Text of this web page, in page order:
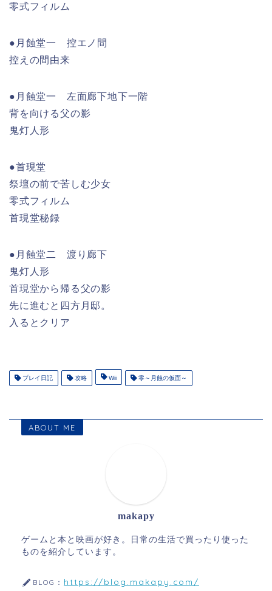
零式フィルム
●月蝕堂一 控エノ間
控えの間由来
●月蝕堂一 左面廊下地下一階
背を向ける父の影
鬼灯人形
●首現堂
祭壇の前で苦しむ少女
零式フィルム
首現堂秘録
●月蝕堂二 渡り廊下
鬼灯人形
首現堂から帰る父の影
先に進むと四方月邸。
入るとクリア
プレイ日記 攻略 Wii 零～月蝕の仮面～
ABOUT ME
makapy
ゲームと本と映画が好き。日常の生活で買ったり使った
ものを紹介しています。
BLOG： https://blog.makapy.com/